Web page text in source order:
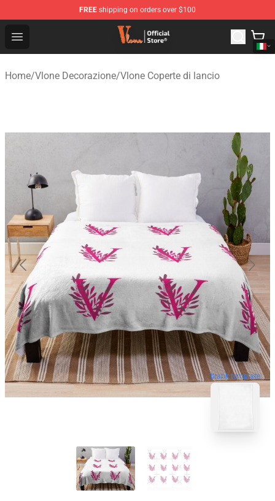
FREE shipping on orders over $100
Open menu
Vlone Shop - Official Vlone Merchandise Store
Home/Vlone Decorazione/Vlone Coperte di lancio
blank template